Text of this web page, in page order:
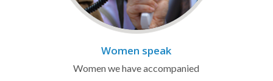
Women speak
Women we have accompanied